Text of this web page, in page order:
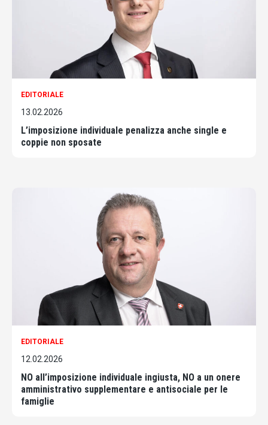
EDITORIALE
13.02.2026
L’imposizione individuale penalizza anche single e
coppie non sposate
EDITORIALE
12.02.2026
NO all’imposizione individuale ingiusta, NO a un onere
amministrativo supplementare e antisociale per le
famiglie